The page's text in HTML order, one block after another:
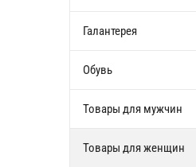
Галантерея
Обувь
Товары для мужчин
Товары для женщин